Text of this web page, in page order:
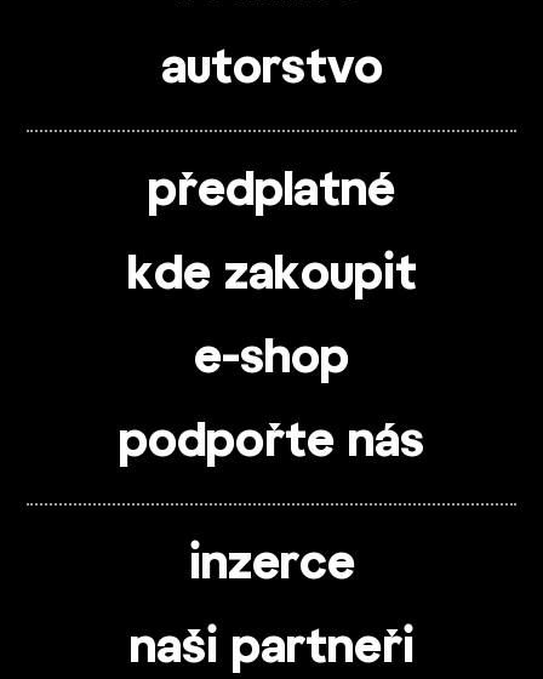
autorstvo
předplatné
kde zakoupit
e-shop
podpořte nás
inzerce
naši partneři